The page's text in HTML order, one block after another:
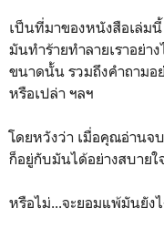
เป็นที่มาของหนังสือเล่ม
มันทำร้ายทำลายเราอย่า
ขนาดนั้น รวมถึงคำถามอ
หรือเปล่า ฯลฯ
โดยหวังว่า เมื่อคุณอ่านจ
ก็อยู่กับมันได้อย่างสบาย
หรือไม่...จะยอมแพ้มันยัง